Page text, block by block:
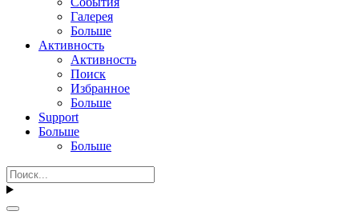
Галерея
Больше
Активность
Активность
Поиск
Избранное
Больше
Support
Больше
Больше